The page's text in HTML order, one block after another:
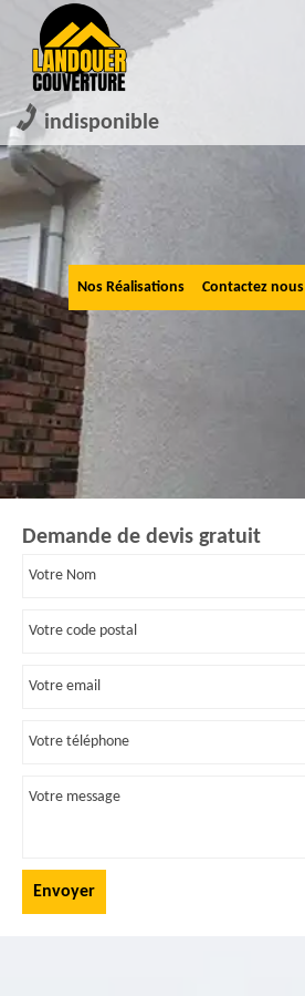
indisponible
Nos Réalisations Contactez nous
Demande de devis gratuit